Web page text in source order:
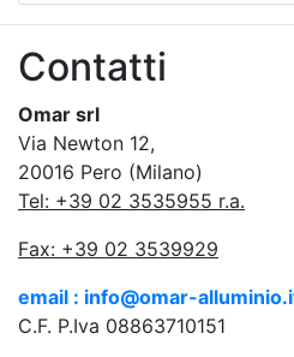
Contatti
Omar srl
Via Newton 12,
20016 Pero (Milano)
Tel: +39 02 3535955 r.a.
Fax: +39 02 3539929
email : info@omar-
C.F. P.Iva 08863710151